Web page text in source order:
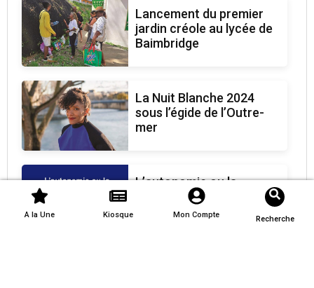
Lancement du premier
jardin créole au lycée de
Baimbridge
La Nuit Blanche 2024
sous l’égide de l’Outre-
mer
L’autonomie ou la
souveraineté, de quoi
parle-t-il ?
A la Une Kiosque Mon Compte Recherche